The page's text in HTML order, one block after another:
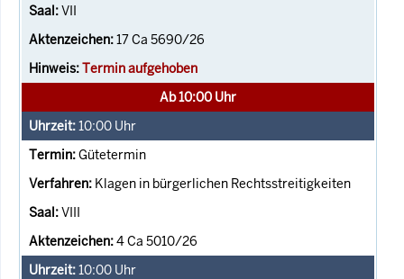
VII
17 Ca 5690/26
Termin aufgehoben
Ab 10:00 Uhr
10:00 Uhr
Gütetermin
Klagen in bürgerlichen Rechtsstreitigkeiten
VIII
4 Ca 5010/26
10:00 Uhr